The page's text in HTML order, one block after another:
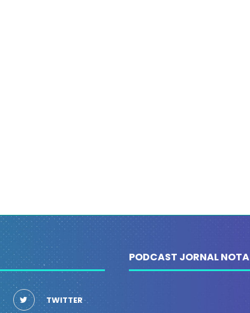
TWITTER
PODCAST JORNAL NOTA